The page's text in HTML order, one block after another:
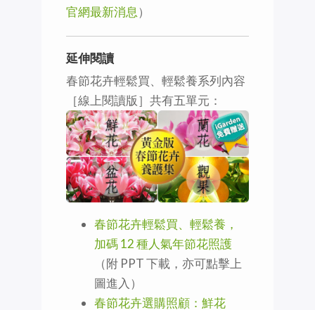
官網最新消息 ）
延伸閱讀
春節花卉輕鬆買、輕鬆養系列內容
［線上閱讀版］共有五單元：
春節花卉輕鬆買、輕鬆養，
加碼 12 種人氣年節花照護
（附 PPT 下載，亦可點擊上
圖進入）
春節花卉選購照顧：鮮花